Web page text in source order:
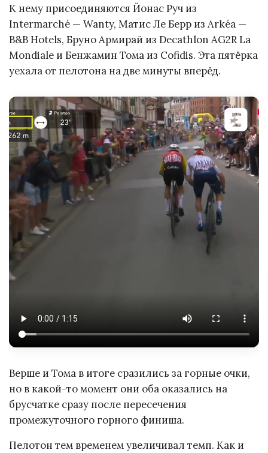
К нему присоединяются Йонас Руч из
Intermarché — Wanty, Матис Ле Берр из Arkéa —
B&B Hotels, Бруно Армирай из Decathlon AG2R La
Mondiale и Бенжамин Тома из Cofidis. Эта пятёрка
уехала от пелотона на две минуты вперёд.
Верше и Тома в итоге сразились за горные очки,
но в какой-то момент они оба оказались на
брусчатке сразу после пересечения
промежуточного горного финиша.
Пелотон тем временем увеличивал темп. Как и